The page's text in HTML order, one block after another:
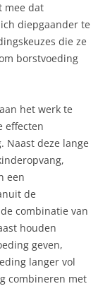
mee dat
diepgaander te
die ze
borstvoeding
het werk te
effecten
Naast deze lange
een
de
combinatie van
houden
geven,
langer vol
combineren met